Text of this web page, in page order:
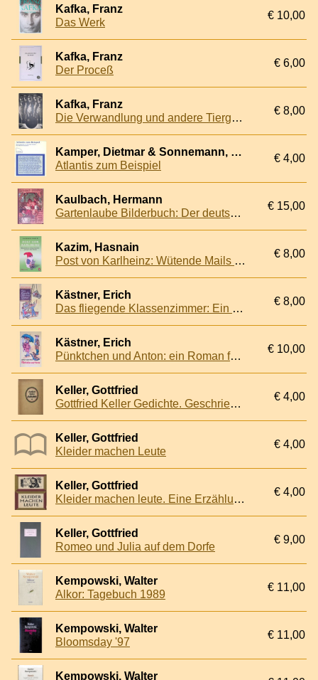
Kafka, Franz
Das Werk
€ 10,00
Kafka, Franz
Der Proceß
€ 6,00
Kafka, Franz
Die Verwandlung und andere Tiergeschichten
€ 8,00
Kamper, Dietmar & Sonnemann, Ulrich
Atlantis zum Beispiel
€ 4,00
Kaulbach, Hermann
Gartenlaube Bilderbuch: Der deutschen Jugend gewidmet
€ 15,00
Kazim, Hasnain
Post von Karlheinz: Wütende Mails von richtigen Deutschen - und was ich ihnen antworte
€ 8,00
Kästner, Erich
Das fliegende Klassenzimmer: Ein Roman für Kinder
€ 8,00
Kästner, Erich
Pünktchen und Anton: ein Roman für Kinder
€ 10,00
Keller, Gottfried
Gottfried Keller Gedichte. Geschrieben und illustriert von Ida Berisch
€ 4,00
Keller, Gottfried
Kleider machen Leute
€ 4,00
Keller, Gottfried
Kleider machen leute. Eine Erzählung
€ 4,00
Keller, Gottfried
Romeo und Julia auf dem Dorfe
€ 9,00
Kempowski, Walter
Alkor: Tagebuch 1989
€ 11,00
Kempowski, Walter
Bloomsday '97
€ 11,00
Kempowski, Walter